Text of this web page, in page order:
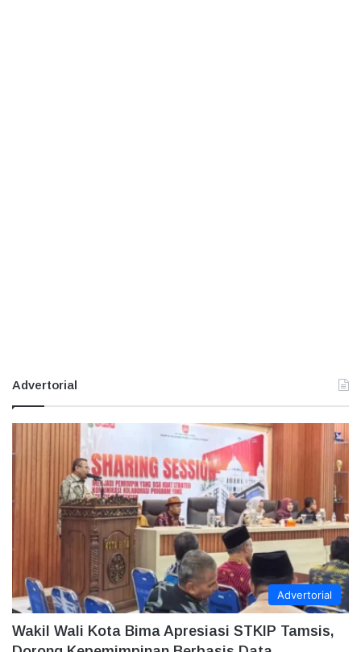
Advertorial
Advertorial
Wakil Wali Kota Bima Apresiasi STKIP Tamsis,